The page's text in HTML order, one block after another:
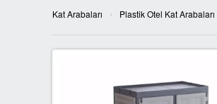
2Lİ GERİ DÖNÜŞÜM
SIFIR ATIK KUTULARI
Kat Arabaları › Plastik Otel Kat Arabaları